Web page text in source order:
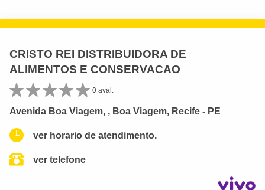
CRISTO REI DISTRIBUIDORA DE
ALIMENTOS E CONSERVACAO
0 aval.
Avenida Boa Viagem, , Boa Viagem, Recife - PE
ver horario de atendimento.
ver telefone